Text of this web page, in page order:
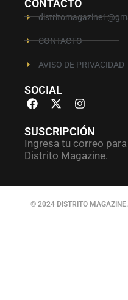
CONTACTO
CONTACTO
AVISO DE PRIVACIDAD
SOCIAL
SUSCRIPCIÓN
Ingresa tu correo
Distrito Magazine.
© 2024 DISTRITO